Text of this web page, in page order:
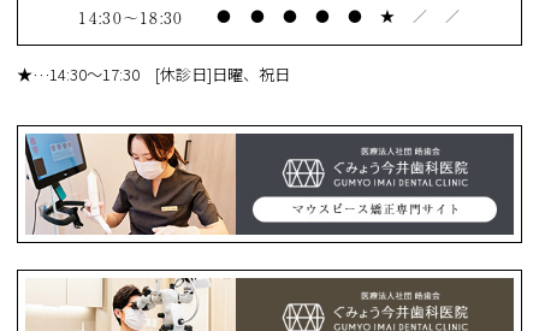
14:30～18:30 ● ● ● ● ● ★ ／ ／
★…14:30～17:30 [休診日]日曜、祝日